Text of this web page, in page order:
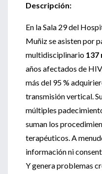
Descripción:
En la Sala 29 del
Muñiz se asisten por
multidisciplinario 137
años afectados de
más del 95 %
transmisión vertical.
múltiples
suman los
terapéuticos. A
información ni
Y genera problemas